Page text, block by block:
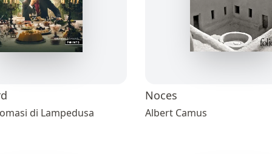
di Lampedusa
Noces
Albert Camus